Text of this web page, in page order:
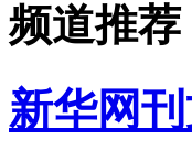
频道推荐
新华网